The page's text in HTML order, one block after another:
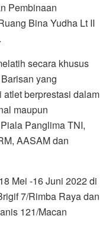
Pembinaan
Bina Yudha Lt II
secara khusus
yang
berprestasi dalam
maupun
Panglima TNI,
AASAM dan
Mei -16 Juni 2022 di
7/Rimba Raya dan
121/Macan